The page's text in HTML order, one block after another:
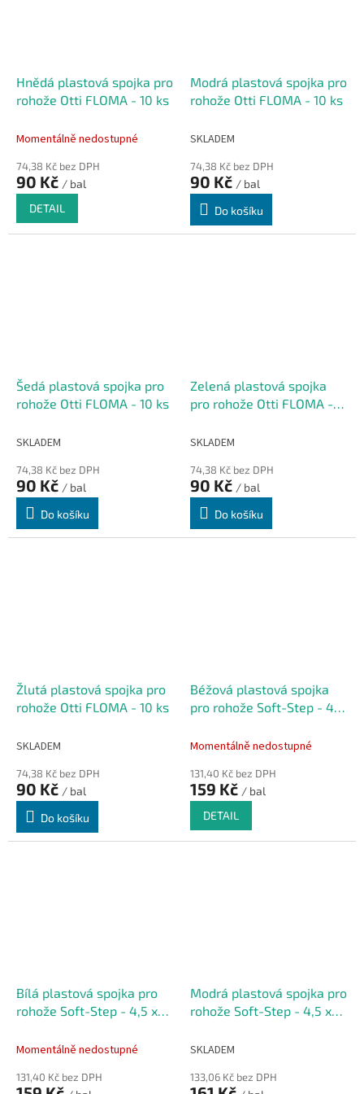
Hnědá plastová spojka pro
rohože Otti FLOMA - 10 ks
Momentálně nedostupné
74,38 Kč bez DPH
90 Kč / bal
DETAIL
Modrá plastová spojka pro
rohože Otti FLOMA - 10 ks
SKLADEM
74,38 Kč bez DPH
90 Kč / bal
Do košíku
Šedá plastová spojka pro
rohože Otti FLOMA - 10 ks
SKLADEM
74,38 Kč bez DPH
90 Kč / bal
Do košíku
Zelená plastová spojka
pro rohože Otti FLOMA -
SKLADEM
74,38 Kč bez DPH
90 Kč / bal
Do košíku
Žlutá plastová spojka pro
rohože Otti FLOMA - 10 ks
SKLADEM
74,38 Kč bez DPH
90 Kč / bal
Do košíku
Béžová plastová spojka
pro rohože Soft-Step - 4,5
Momentálně nedostupné
131,40 Kč bez DPH
159 Kč / bal
DETAIL
Bílá plastová spojka pro
rohože Soft-Step - 4,5 x
Momentálně nedostupné
131,40 Kč bez DPH
Modrá plastová spojka pro
rohože Soft-Step - 4,5 x
SKLADEM
133,06 Kč bez DPH